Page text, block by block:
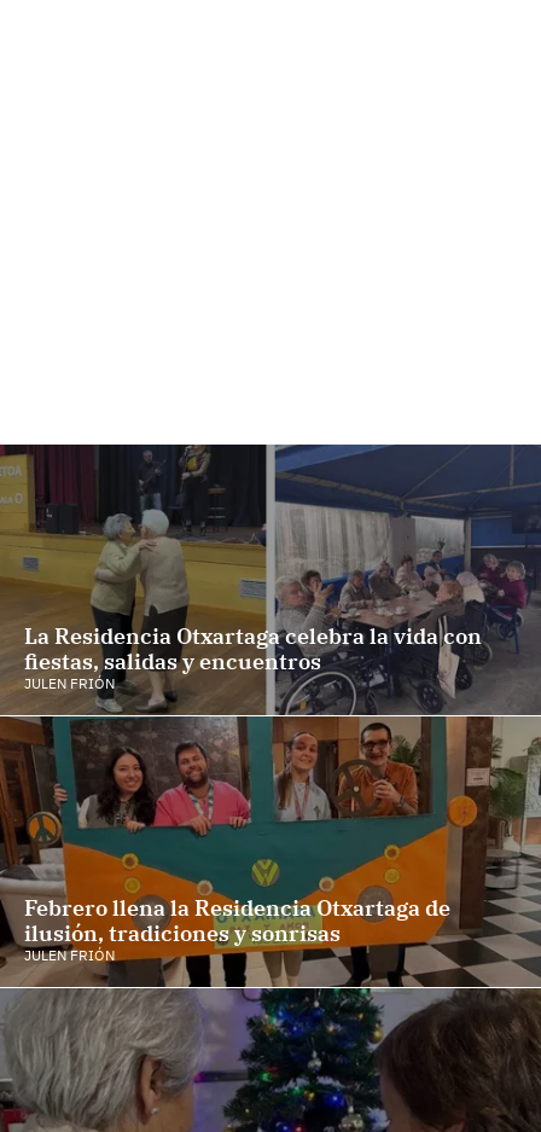
La Residencia Otxartaga celebra la vida con
fiestas, salidas y encuentros
JULEN FRIÓN
Febrero llena la Residencia Otxartaga de
ilusión, tradiciones y sonrisas
JULEN FRIÓN